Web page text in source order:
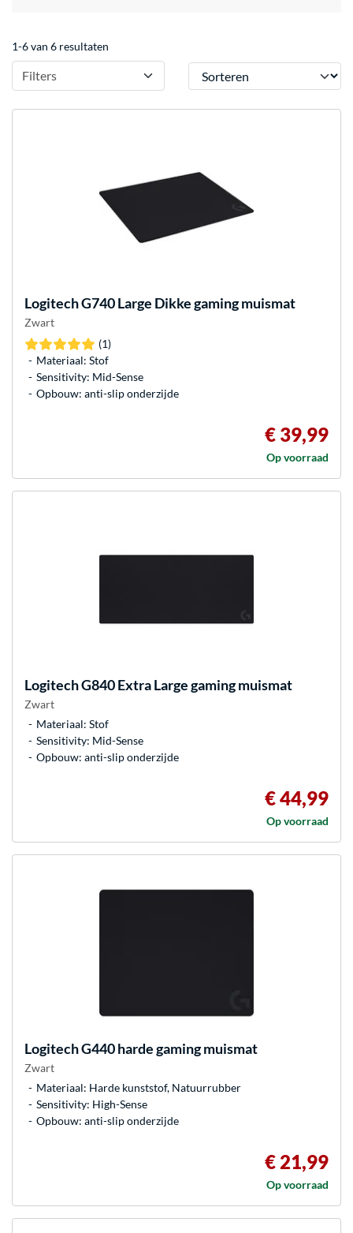
1-6 van 6 resultaten
Filters Sorteren
LogitechG740 Large Dikke gaming muismat
Zwart
(1)
Materiaal: Stof
Sensitivity: Mid-Sense
Opbouw: anti-slip onderzijde
€ 39,99
Op voorraad
LogitechG840 Extra Large gaming muismat
Zwart
Materiaal: Stof
Sensitivity: Mid-Sense
Opbouw: anti-slip onderzijde
€ 44,99
Op voorraad
LogitechG440 harde gaming muismat
Zwart
Materiaal: Harde kunststof, Natuurrubber
Sensitivity: High-Sense
Opbouw: anti-slip onderzijde
€ 21,99
Op voorraad